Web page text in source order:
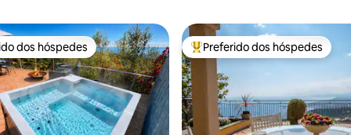
preferidos dos hóspedes
dos hóspedes Entre os melhores preferidos
Preferido dos hóspedes